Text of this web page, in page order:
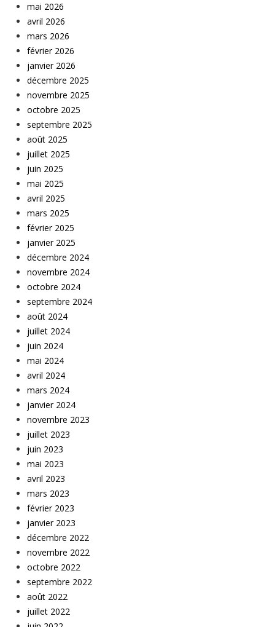
mai 2026
avril 2026
mars 2026
février 2026
janvier 2026
décembre 2025
novembre 2025
octobre 2025
septembre 2025
août 2025
juillet 2025
juin 2025
mai 2025
avril 2025
mars 2025
février 2025
janvier 2025
décembre 2024
novembre 2024
octobre 2024
septembre 2024
août 2024
juillet 2024
juin 2024
mai 2024
avril 2024
mars 2024
janvier 2024
novembre 2023
juillet 2023
juin 2023
mai 2023
avril 2023
mars 2023
février 2023
janvier 2023
décembre 2022
novembre 2022
octobre 2022
septembre 2022
août 2022
juillet 2022